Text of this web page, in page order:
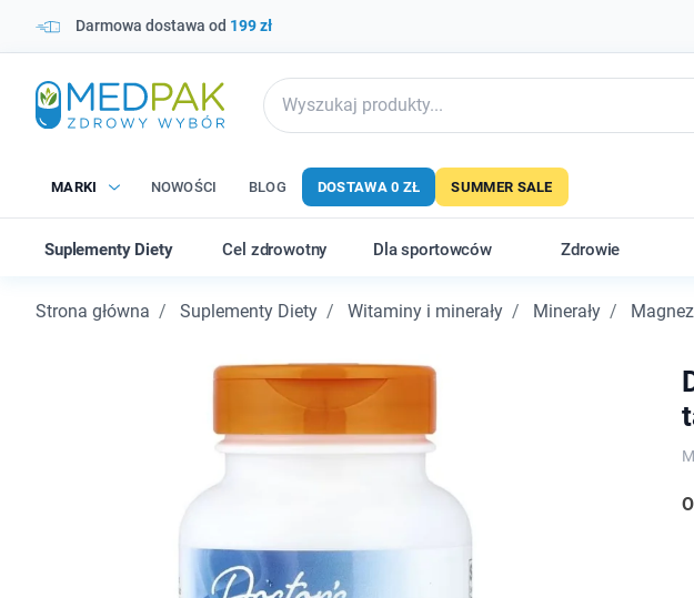
Darmowa dostawa od 199 zł
MARKI NOWOŚCI BLOG DOSTAWA 0 ZŁ SUMMER SALE
Suplementy Diety Cel zdrowotny Dla sportowców Zdrowie
Strona główna Suplementy Diety Witaminy i minerały Minerały Magnez